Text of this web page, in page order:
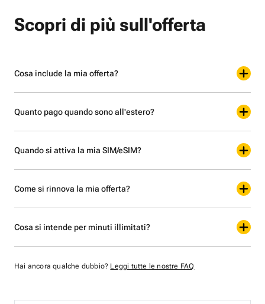
Scopri di più sull'offerta
Cosa include la mia offerta?
Quanto pago quando sono all'estero?
Quando si attiva la mia SIM/eSIM?
Come si rinnova la mia offerta?
Cosa si intende per minuti illimitati?
Hai ancora qualche dubbio? Leggi tutte le nostre FAQ